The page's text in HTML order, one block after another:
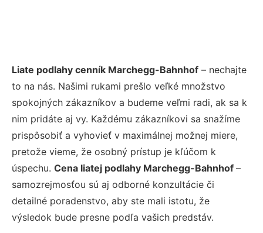
Liate podlahy cenník Marchegg-Bahnhof – nechajte
to na nás. Našimi rukami prešlo veľké množstvo
spokojných zákazníkov a budeme veľmi radi, ak sa k
nim pridáte aj vy. Každému zákazníkovi sa snažíme
prispôsobiť a vyhovieť v maximálnej možnej miere,
pretože vieme, že osobný prístup je kľúčom k
úspechu. Cena liatej podlahy Marchegg-Bahnhof –
samozrejmosťou sú aj odborné konzultácie či
detailné poradenstvo, aby ste mali istotu, že
výsledok bude presne podľa vašich predstáv.